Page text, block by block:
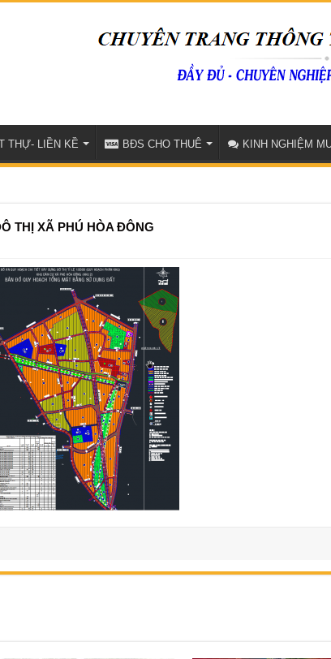
THỰ- LIỀN KỀ BĐS CHO THUÊ KINH NGHIỆM
THỊ XÃ PHÚ HÒA ĐÔNG